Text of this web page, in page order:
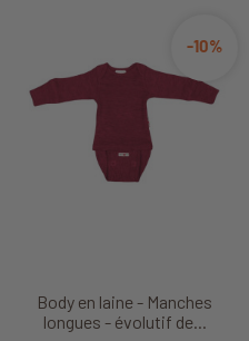
Body en laine - Manches
longues - évolutif de...
-10%